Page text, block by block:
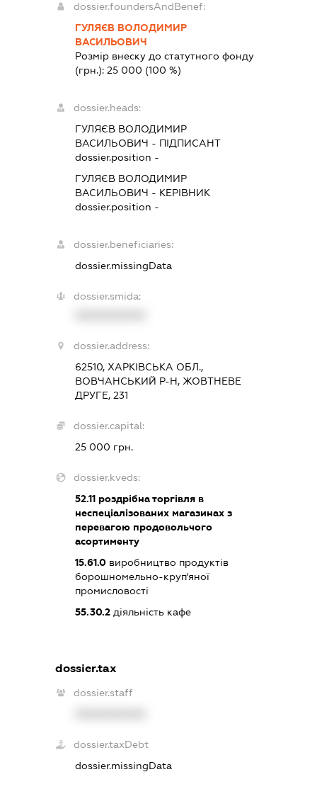
dossier.foundersAndBenef:
ГУЛЯЄВ ВОЛОДИМИР
ВАСИЛЬОВИЧ
Розмір внеску до статутного фонду
(грн.):25 000 (100 %)
dossier.heads:
ГУЛЯЄВ ВОЛОДИМИР
ВАСИЛЬОВИЧ - ПІДПИСАНТ
dossier.position -
ГУЛЯЄВ ВОЛОДИМИР
ВАСИЛЬОВИЧ - КЕРІВНИК
dossier.position -
dossier.beneficiaries:
dossier.missingData
dossier.smida:
dossier.address:
62510, ХАРКІВСЬКА ОБЛ.,
ВОВЧАНСЬКИЙ Р-Н, ЖОВТНЕВЕ
ДРУГЕ, 231
dossier.capital:
25 000 грн.
dossier.kveds:
52.11 роздрібна торгівля в
неспеціалізованих магазинах з
перевагою продовольчого
асортименту
15.61.0 виробництво продуктів
борошномельно-круп'яної
промисловості
55.30.2 діяльність кафе
dossier.tax
dossier.staff
dossier.taxDebt
dossier.missingData